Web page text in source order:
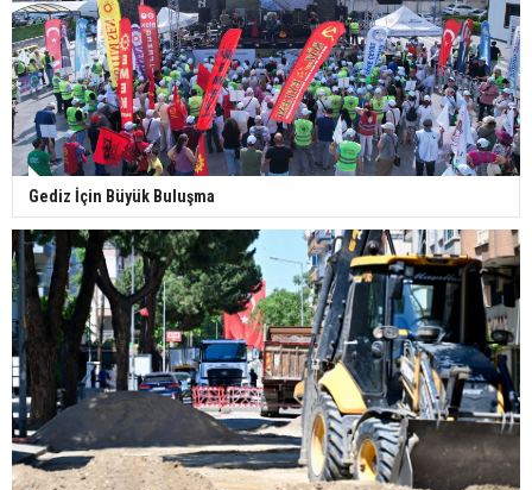
Gediz İçin Büyük Buluşma